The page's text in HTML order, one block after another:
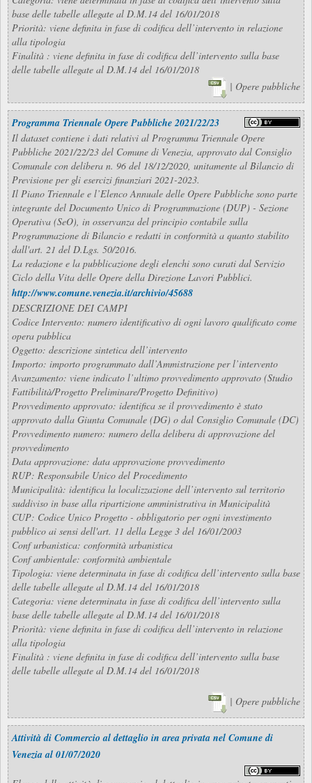
base delle tabelle allegate al D.M.14 del 16/01/2018
Priorità: viene definita in fase di codifica dell’intervento in relazione
alla tipologia
Finalità : viene definita in fase di codifica dell’intervento sulla base
delle tabelle allegate al D.M.14 del 16/01/2018
| Opere pubbliche
Programma Triennale Opere Pubbliche 2021/22/23
Il dataset contiene i dati relativi al Programma Triennale Opere
Pubbliche 2021/22/23 del Comune di Venezia, approvato dal Consiglio
Comunale con delibera n. 96 del 18/12/2020, unitamente al Bilancio di
Previsione per gli esercizi finanziari 2021-2023.
Il Piano Triennale e l’Elenco Annuale delle Opere Pubbliche sono parte
integrante del Documento Unico di Programmazione (DUP) - Sezione
Operativa (SeO), in osservanza del principio contabile sulla
Programmazione di Bilancio e redatti in conformità a quanto stabilito
dall'art. 21 del D.Lgs. 50/2016.
La redazione e la pubblicazione degli elenchi sono curati dal Servizio
Ciclo della Vita delle Opere della Direzione Lavori Pubblici.
http://www.comune.venezia.it/archivio/45688
DESCRIZIONE DEI CAMPI
Codice Intervento: numero identificativo di ogni lavoro qualificato come
opera pubblica
Oggetto: descrizione sintetica dell’intervento
Importo: importo programmato dall’Ammistrazione per l’intervento
Avanzamento: viene indicato l’ultimo provvedimento approvato (Studio
Fattibilità/Progetto Preliminare/Progetto Definitivo)
Provvedimento approvato: identifica se il provvedimento è stato
approvato dalla Giunta Comunale (DG) o dal Consiglio Comunale (DC)
Provvedimento numero: numero della delibera di approvazione del
provvedimento
Data approvazione: data approvazione provvedimento
RUP: Responsabile Unico del Procedimento
Municipalità: identifica la localizzazione dell’intervento sul territorio
suddiviso in base alla ripartizione amministrativa in Municipalità
CUP: Codice Unico Progetto - obbligatorio per ogni investimento
pubblico ai sensi dell'art. 11 della Legge 3 del 16/01/2003
Conf urbanistica: conformità urbanistica
Conf ambientale: conformità ambientale
Tipologia: viene determinata in fase di codifica dell’intervento sulla base
delle tabelle allegate al D.M.14 del 16/01/2018
Categoria: viene determinata in fase di codifica dell’intervento sulla
base delle tabelle allegate al D.M.14 del 16/01/2018
Priorità: viene definita in fase di codifica dell’intervento in relazione
alla tipologia
Finalità : viene definita in fase di codifica dell’intervento sulla base
delle tabelle allegate al D.M.14 del 16/01/2018
| Opere pubbliche
Attività di Commercio al dettaglio in area privata nel Comune di
Venezia al 01/07/2020